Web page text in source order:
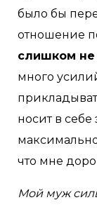
было бы
отношение
слишком
много
носит в себе
что мне
Мой муж